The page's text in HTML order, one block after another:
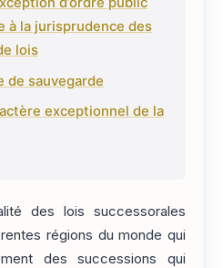
à la jurisprudence des
lois
de sauvegarde
exceptionnel de la
des lois successorales
régions du monde qui
des successions qui